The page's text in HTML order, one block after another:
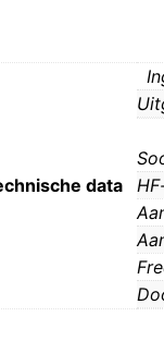
data